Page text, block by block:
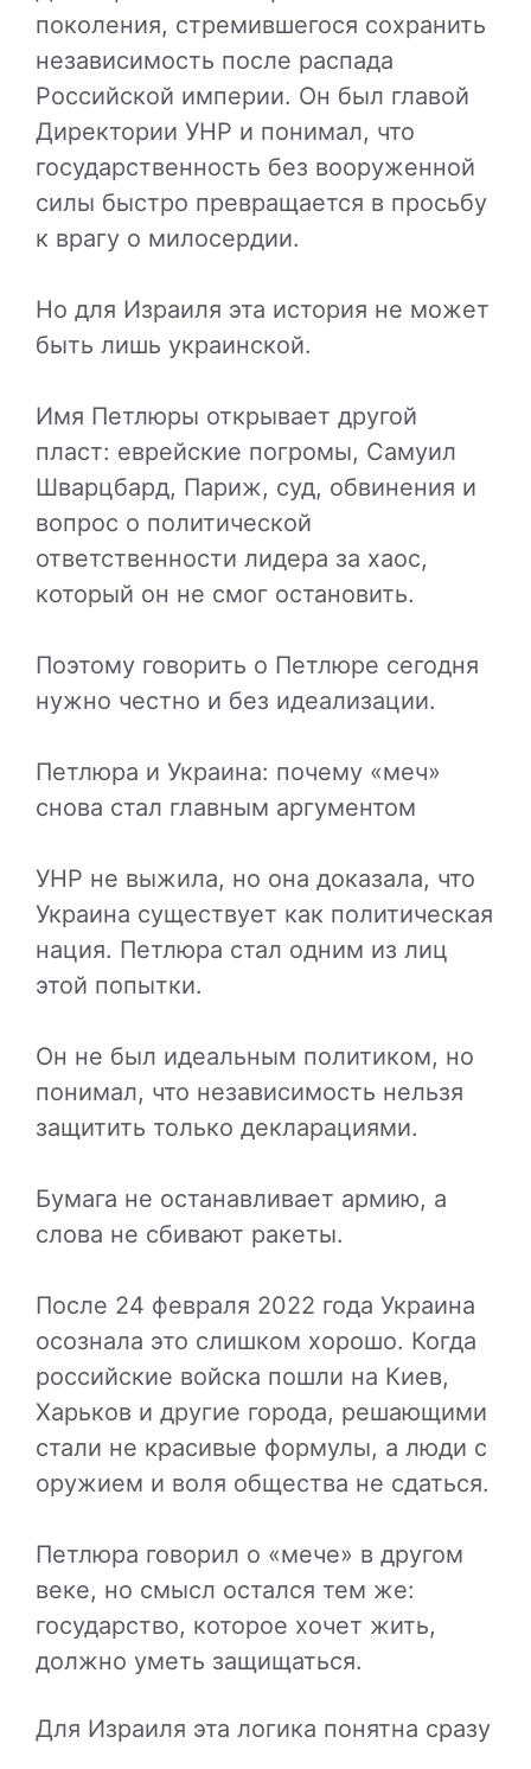
поколения, стремившегося сохранить
независимость после распада
Российской империи. Он был главой
Директории УНР и понимал, что
государственность без вооруженной
силы быстро превращается в просьбу
к врагу о милосердии.
Но для Израиля эта история не может
быть лишь украинской.
Имя Петлюры открывает другой
пласт: еврейские погромы, Самуил
Шварцбард, Париж, суд, обвинения и
вопрос о политической
ответственности лидера за хаос,
который он не смог остановить.
Поэтому говорить о Петлюре сегодня
нужно честно и без идеализации.
Петлюра и Украина: почему «меч»
снова стал главным аргументом
УНР не выжила, но она доказала, что
Украина существует как политическая
нация. Петлюра стал одним из лиц
этой попытки.
Он не был идеальным политиком, но
понимал, что независимость нельзя
защитить только декларациями.
Бумага не останавливает армию, а
слова не сбивают ракеты.
После 24 февраля 2022 года Украина
осознала это слишком хорошо. Когда
российские войска пошли на Киев,
Харьков и другие города, решающими
стали не красивые формулы, а люди с
оружием и воля общества не сдаться.
Петлюра говорил о «мече» в другом
веке, но смысл остался тем же:
государство, которое хочет жить,
должно уметь защищаться.
Для Израиля эта логика понятна сразу